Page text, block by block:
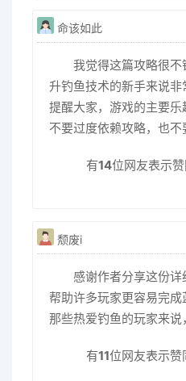
命该如此
我觉得这篇攻略很
升钓鱼技术的新手来说
提醒大家，游戏的主要乐
不要过度依赖攻略，也不
有14位网友表示赞
颓废i
感谢作者分享这份
帮助许多玩家更容易完
那些热爱钓鱼的玩家来
有11位网友表示赞